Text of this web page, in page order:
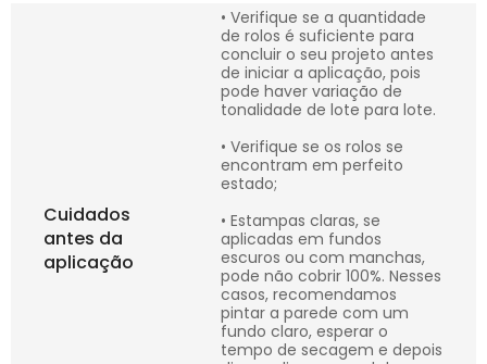
Cuidados
antes da
aplicação
• Verifique se a quantidade
de rolos é suficiente para
concluir o seu projeto antes
de iniciar a aplicação, pois
pode haver variação de
tonalidade de lote para lote.
• Verifique se os rolos se
encontram em perfeito
estado;
• Estampas claras, se
aplicadas em fundos
escuros ou com manchas,
pode não cobrir 100%. Nesses
casos, recomendamos
pintar a parede com um
fundo claro, esperar o
tempo de secagem e depois